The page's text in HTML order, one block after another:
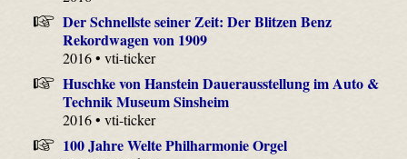
Der Schnellste seiner Zeit: Der Blitzen Benz
Rekordwagen von 1909
2016 • vti-ticker
Huschke von Hanstein Dauerausstellung im Auto &
Technik Museum Sinsheim
2016 • vti-ticker
100 Jahre Welte Philharmonie Orgel